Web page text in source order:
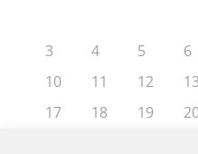
3
4 5 6
10
11 12 13
17
18 19